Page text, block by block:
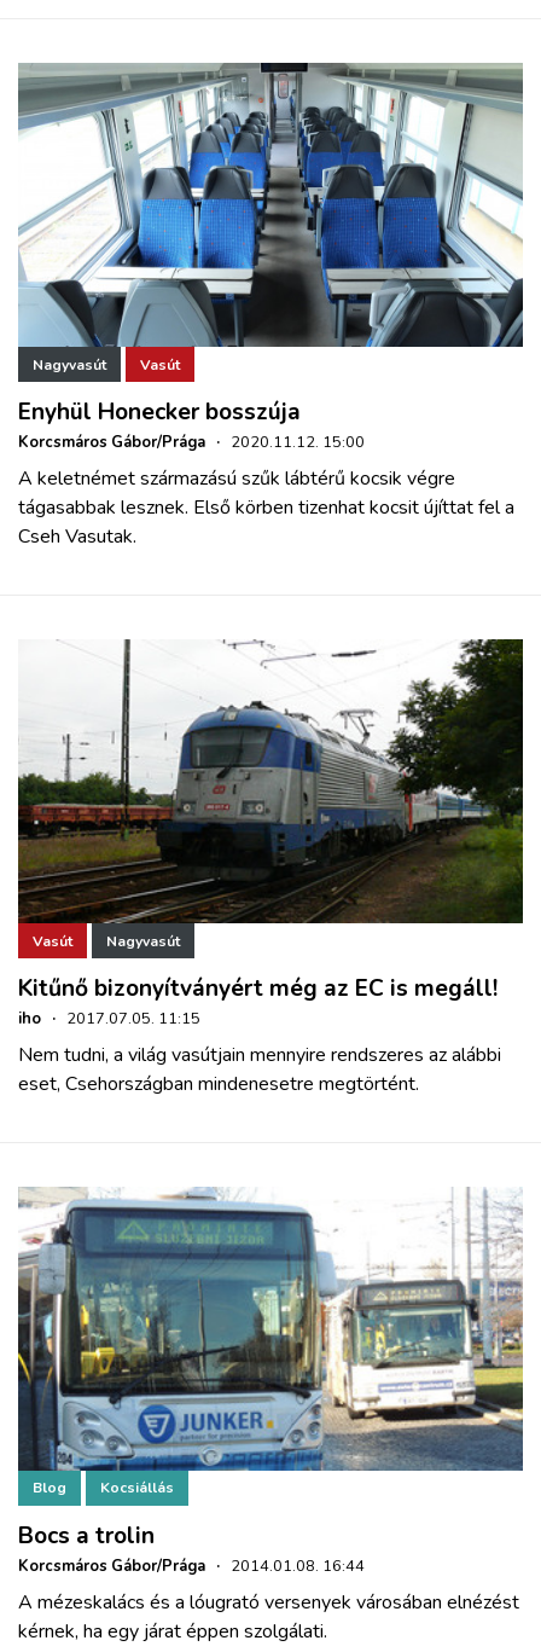
Nagyvasút Vasút
Enyhül Honecker bosszúja
Korcsmáros Gábor/Prága · 2020.11.12. 15:00
A keletnémet származású szűk lábtérű kocsik végre
tágasabbak lesznek. Első körben tizenhat kocsit újíttat fel a
Cseh Vasutak.
Vasút Nagyvasút
Kitűnő bizonyítványért még az EC is megáll!
iho · 2017.07.05. 11:15
Nem tudni, a világ vasútjain mennyire rendszeres az alábbi
eset, Csehországban mindenesetre megtörtént.
Blog Kocsiállás
Bocs a trolin
Korcsmáros Gábor/Prága · 2014.01.08. 16:44
A mézeskalács és a lóugrató versenyek városában elnézést
kérnek, ha egy járat éppen szolgálati.